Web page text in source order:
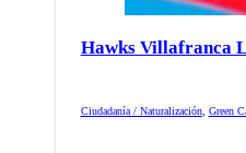
Hawks Villafranca
Ciudadanía / Naturalización, Green